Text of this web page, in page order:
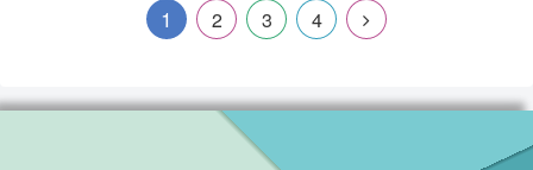
1 2 3 4